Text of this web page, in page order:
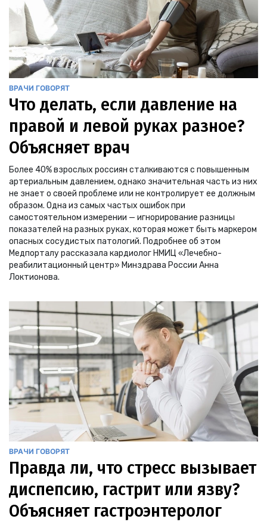
ВРАЧИ ГОВОРЯТ
Что делать, если давление на
правой и левой руках разное?
Объясняет врач
Более 40% взрослых россиян сталкиваются с повышенным
артериальным давлением, однако значительная часть из них
не знает о своей проблеме или не контролирует ее должным
образом. Одна из самых частых ошибок при
самостоятельном измерении — игнорирование разницы
показателей на разных руках, которая может быть маркером
опасных сосудистых патологий. Подробнее об этом
Медпорталу рассказала кардиолог НМИЦ «Лечебно-
реабилитационный центр» Минздрава России Анна
Локтионова.
ВРАЧИ ГОВОРЯТ
Правда ли, что стресс вызывает
диспепсию, гастрит или язву?
Объясняет гастроэнтеролог